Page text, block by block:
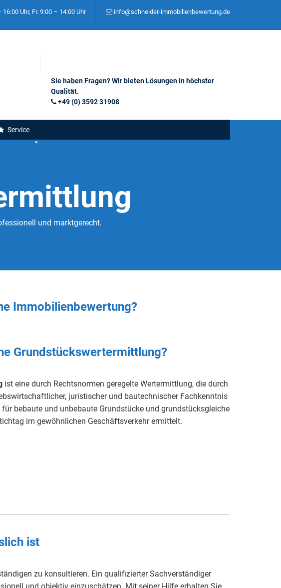
Uhr, Fr. 9:00 – 14:00 Uhr info@schneider-immobilienbewertung.de
Sie haben Fragen? Wir bieten Lösungen in höchster
Qualität.
+49 (0) 3592 31908
Service
und marktgerecht.
Immobilienbewertung?
Grundstückswertermittlung?
ist eine durch Rechtsnormen geregelte Wertermittlung, die durch
juristischer und bautechnischer Fachkenntnis
für bebaute und unbebaute Grundstückeund grundstücksgleiche
im gewöhnlichen Geschäftsverkehr ermittelt.
ist
zu konsultieren. Ein qualifizierter Sachverständiger